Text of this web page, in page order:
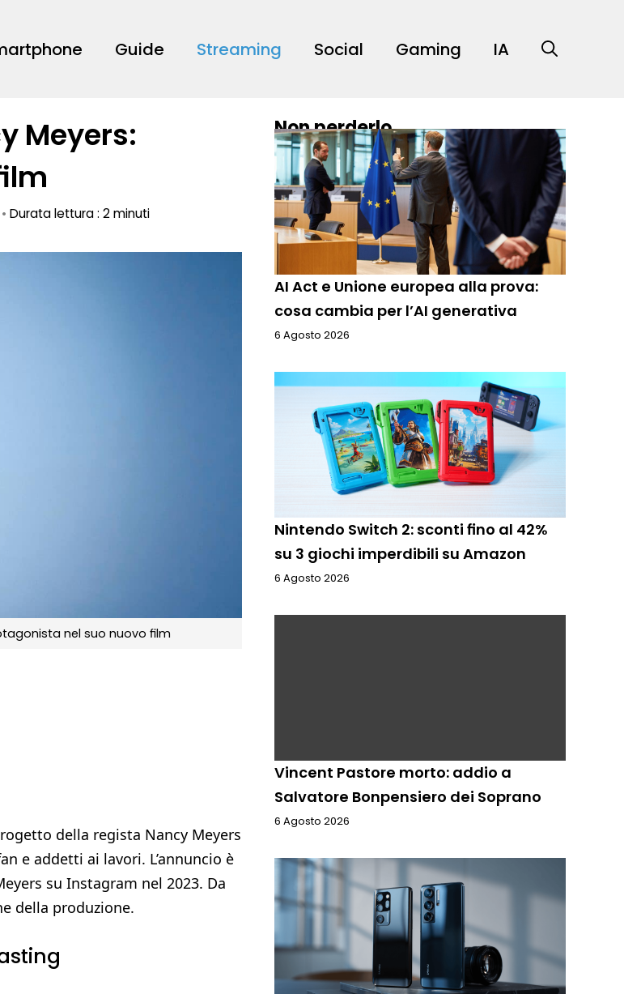
Guide Streaming Social Gaming IA
Meyers:
• Durata lettura : 2 minuti
nel suo nuovo film
della regista Nancy Meyers
e addetti ai lavori. L’annuncio è
su Instagram nel 2023. Da
della produzione.
Non perderlo
AI Act e Unione europea alla prova:
cosa cambia per l’AI generativa
6 Agosto 2026
Nintendo Switch 2: sconti fino al 42%
su 3 giochi imperdibili su Amazon
6 Agosto 2026
Vincent Pastore morto: addio a
Salvatore Bonpensiero dei Soprano
6 Agosto 2026